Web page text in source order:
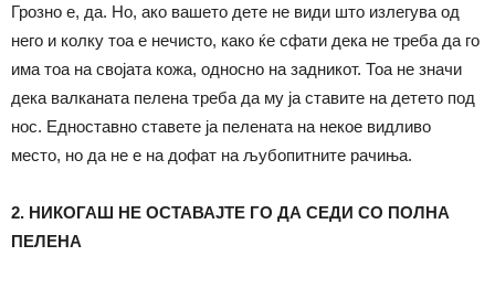
Грозно е, да. Но, ако вашето дете не види што излегува од
него и колку тоа е нечисто, како ќе сфати дека не треба да го
има тоа на својата кожа, односно на задникот. Тоа не значи
дека валканата пелена треба да му ја ставите на детето под
нос. Едноставно ставете ја пелената на некое видливо
место, но да не е на дофат на љубопитните рачиња.
2. НИКОГАШ НЕ ОСТАВАЈТЕ ГО ДА СЕДИ СО ПОЛНА
ПЕЛЕНА